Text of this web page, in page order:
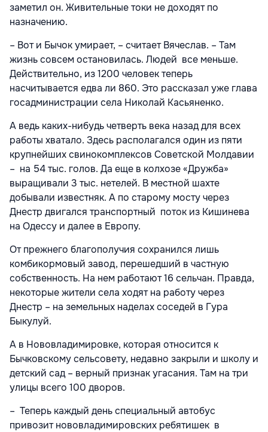
заметил он. Живительные токи не доходят по
назначению.
– Вот и Бычок умирает, – считает Вячеслав. – Там
жизнь совсем остановилась. Людей все меньше.
Действительно, из 1200 человек теперь
насчитывается едва ли 860. Это рассказал уже глава
госадминистрации села Николай Касьяненко.
А ведь каких-нибудь четверть века назад для всех
работы хватало. Здесь располагался один из пяти
крупнейших свинокомплексов Советской Молдавии
– на 54 тыс. голов. Да еще в колхозе «Дружба»
выращивали 3 тыс. нетелей. В местной шахте
добывали известняк. А по старому мосту через
Днестр двигался транспортный поток из Кишинева
на Одессу и далее в Европу.
От прежнего благополучия сохранился лишь
комбикормовый завод, перешедший в частную
собственность. На нем работают 16 сельчан. Правда,
некоторые жители села ходят на работу через
Днестр – на земельных наделах соседей в Гура
Быкулуй.
А в Нововладимировке, которая относится к
Бычковскому сельсовету, недавно закрыли и школу и
детский сад – верный признак угасания. Там на три
улицы всего 100 дворов.
– Теперь каждый день специальный автобус
привозит нововладимировских ребятишек в